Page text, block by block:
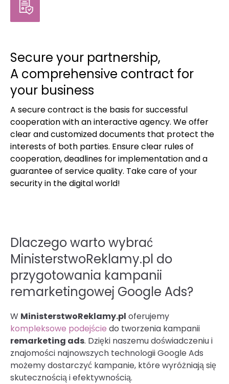
Secure your partnership,
A comprehensive contract for
your business
A secure contract is the basis for successful
cooperation with an interactive agency. We offer
clear and customized documents that protect the
interests of both parties. Ensure clear rules of
cooperation, deadlines for implementation and a
guarantee of service quality. Take care of your
security in the digital world!
Dlaczego warto wybrać
MinisterstwoReklamy.pl do
przygotowania kampanii
remarketingowej Google Ads?
W MinisterstwoReklamy.pl oferujemy
kompleksowe podejście do tworzenia kampanii
remarketing ads. Dzięki naszemu doświadczeniu i
znajomości najnowszych technologii Google Ads
możemy dostarczyć kampanie, które wyróżniają się
skutecznością i efektywnością.